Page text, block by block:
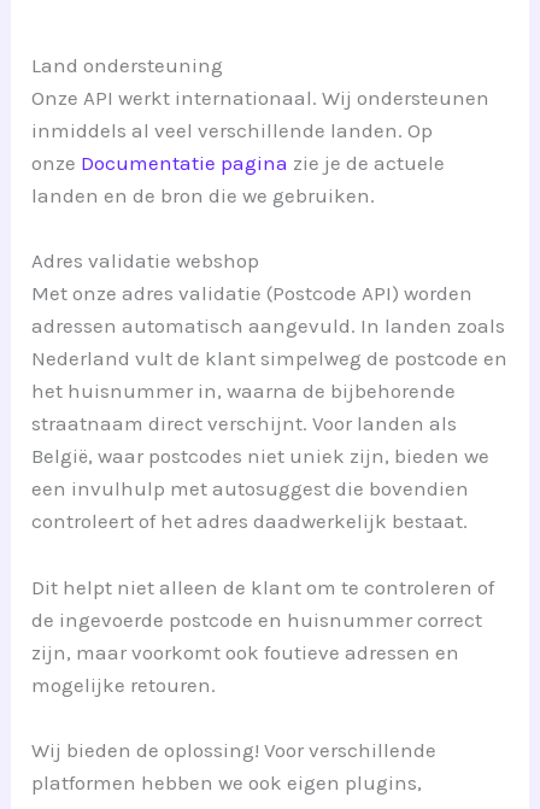
Land ondersteuning
Onze API werkt internationaal. Wij ondersteunen
inmiddels al veel verschillende landen. Op
onze Documentatie pagina zie je de actuele
landen en de bron die we gebruiken.
Adres validatie webshop
Met onze adres validatie (Postcode API) worden
adressen automatisch aangevuld. In landen zoals
Nederland vult de klant simpelweg de postcode en
het huisnummer in, waarna de bijbehorende
straatnaam direct verschijnt. Voor landen als
België, waar postcodes niet uniek zijn, bieden we
een invulhulp met autosuggest die bovendien
controleert of het adres daadwerkelijk bestaat.
Dit helpt niet alleen de klant om te controleren of
de ingevoerde postcode en huisnummer correct
zijn, maar voorkomt ook foutieve adressen en
mogelijke retouren.
Wij bieden de oplossing! Voor verschillende
platformen hebben we ook eigen plugins,